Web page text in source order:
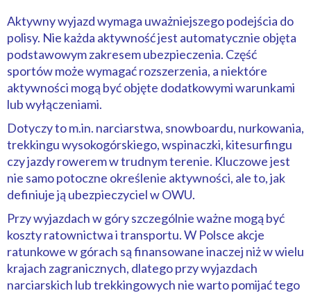
Aktywny wyjazd wymaga uważniejszego podejścia do
polisy. Nie każda aktywność jest automatycznie objęta
podstawowym zakresem ubezpieczenia. Część
sportów może wymagać rozszerzenia, a niektóre
aktywności mogą być objęte dodatkowymi warunkami
lub wyłączeniami.
Dotyczy to m.in. narciarstwa, snowboardu, nurkowania,
trekkingu wysokogórskiego, wspinaczki, kitesurfingu
czy jazdy rowerem w trudnym terenie. Kluczowe jest
nie samo potoczne określenie aktywności, ale to, jak
definiuje ją ubezpieczyciel w OWU.
Przy wyjazdach w góry szczególnie ważne mogą być
koszty ratownictwa i transportu. W Polsce akcje
ratunkowe w górach są finansowane inaczej niż w wielu
krajach zagranicznych, dlatego przy wyjazdach
narciarskich lub trekkingowych nie warto pomijać tego